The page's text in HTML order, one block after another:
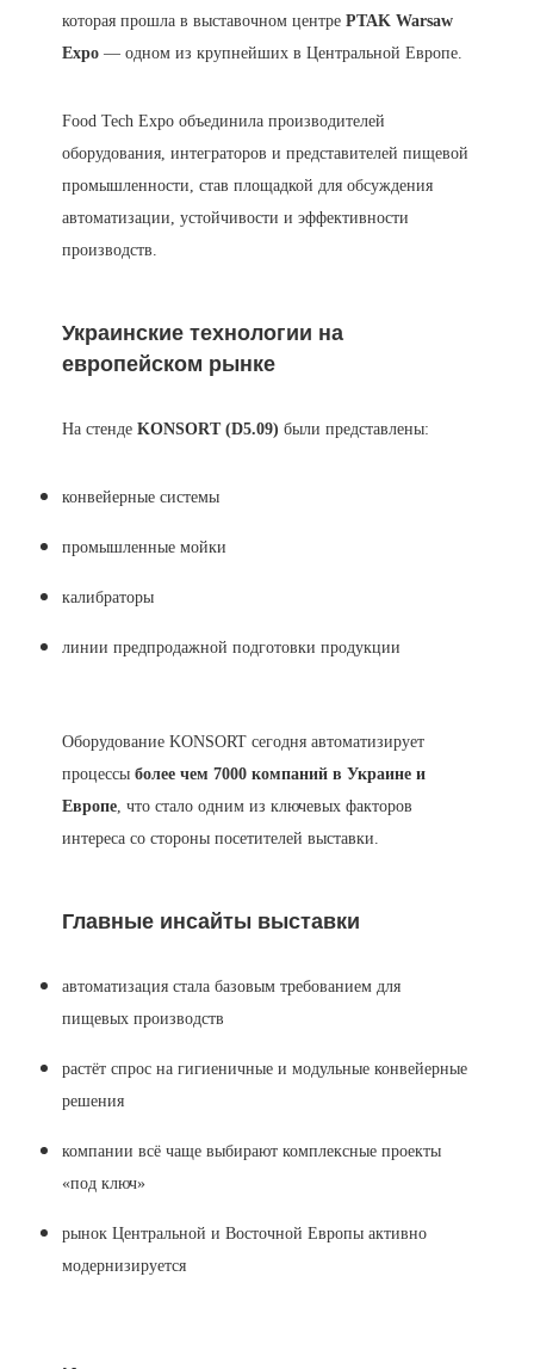
которая прошла в выставочном центреPTAK Warsaw
Expo — одном из крупнейших в Центральной Европе.
Food Tech Expo объединила производителей
оборудования, интеграторов и представителей пищевой
промышленности, став площадкой для обсуждения
автоматизации, устойчивости и эффективности
производств.
Украинские технологии на
европейском рынке
На стендеKONSORT (D5.09) были представлены:
конвейерные системы
промышленные мойки
калибраторы
линии предпродажной подготовки продукции
Оборудование KONSORT сегодня автоматизирует
процессыболее чем 7000 компаний в Украине и
Европе, что стало одним из ключевых факторов
интереса со стороны посетителей выставки.
Главные инсайты выставки
автоматизация стала базовым требованием для
пищевых производств
растёт спрос на гигиеничные и модульные конвейерные
решения
компании всё чаще выбирают комплексные проекты
«под ключ»
рынок Центральной и Восточной Европы активно
модернизируется